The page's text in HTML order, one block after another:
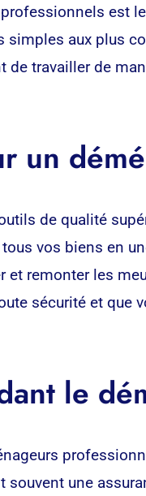
est
aux plus
travailler de
un
de qualité
vos biens en
remonter les
sécurité et que
le
une